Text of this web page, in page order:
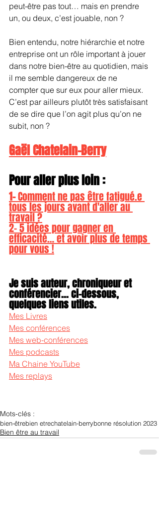
peut-être pas tout… mais en prendre
un, ou deux, c’est jouable, non ?
Bien entendu, notre hiérarchie et notre
entreprise ont un rôle important à jouer
dans notre bien-être au quotidien, mais
il me semble dangereux de ne
compter que sur eux pour aller mieux.
C’est par ailleurs plutôt très satisfaisant
de se dire que l’on agit plus qu’on ne
subit, non ?
Gaël Chatelain-Berry
Pour aller plus loin :
1- Comment ne pas être fatigué.e
tous les jours avant d'aller au
travail ?
2- 5 idées pour gagner en
efficacité… et avoir plus de temps
pour vous !
Je suis auteur, chroniqueur et
conférencier... ci-dessous,
quelques liens utiles.
Mes Livres
Mes conférences
Mes web-conférences
Mes podcasts
Ma Chaine YouTube
Mes replays
Mots-clés :
bien-êtrebien etrechatelain-berrybonne résolution 2023
Bien être au travail